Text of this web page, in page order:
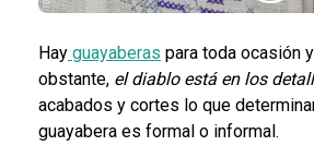
Hay guayaberas para toda ocasión
obstante, el diablo está en los
acabados y cortes lo que
guayabera es formal o informal.